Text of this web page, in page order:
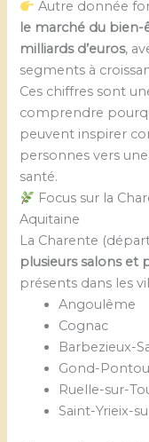
Autre donnée
le marché du
milliards d’euros,
segments à
Ces chiffres sont
comprendre
peuvent inspirer
personnes vers
santé.
Focus sur la
Aquitaine
La Charente
plusieurs salons et
présents dans les
Angoulême
Cognac
Barbezieux-
Gond-
Ruelle-sur-
Saint-Yrieix-